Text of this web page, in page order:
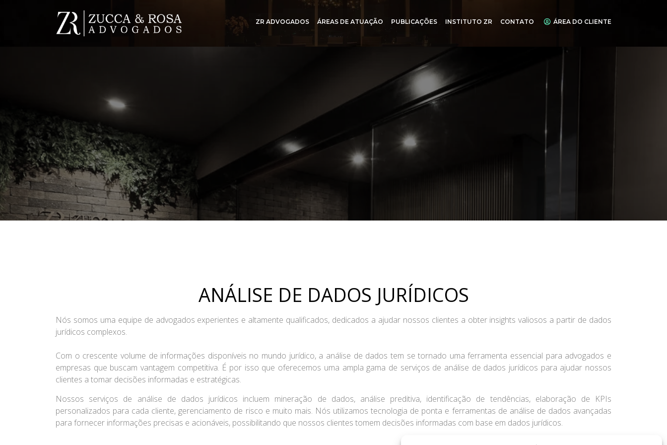
ZR ADVOGADOS ÁREAS DE ATUAÇÃO PUBLICAÇÕES INSTITUTO ZR CONTATO ÁREA DO CLIENTE
ANÁLISE DE DADOS JURÍDICOS​
Nós somos uma equipe de advogados experientes e altamente qualificados, dedicados a ajudar nossos clientes a obter insights valiosos a partir de dados
jurídicos complexos.
Com o crescente volume de informações disponíveis no mundo jurídico, a análise de dados tem se tornado uma ferramenta essencial para advogados e
empresas que buscam vantagem competitiva. É por isso que oferecemos uma ampla gama de serviços de análise de dados jurídicos para ajudar nossos
clientes a tomar decisões informadas e estratégicas.
Nossos serviços de análise de dados jurídicos incluem mineração de dados, análise preditiva, identificação de tendências, elaboração de KPIs
personalizados para cada cliente, gerenciamento de risco e muito mais. Nós utilizamos tecnologia de ponta e ferramentas de análise de dados avançadas
para fornecer informações precisas e acionáveis, possibilitando que nossos clientes tomem decisões informadas com base em dados jurídicos.